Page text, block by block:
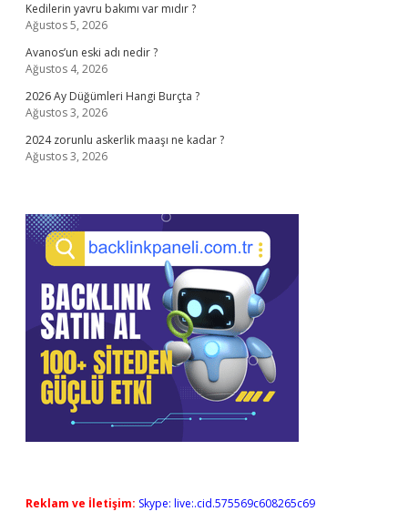
Kedilerin yavru bakımı var mıdır ?
Ağustos 5, 2026
Avanos’un eski adı nedir ?
Ağustos 4, 2026
2026 Ay Düğümleri Hangi Burçta ?
Ağustos 3, 2026
2024 zorunlu askerlik maaşı ne kadar ?
Ağustos 3, 2026
Reklam ve İletişim: Skype: live:.cid.575569c608265c69